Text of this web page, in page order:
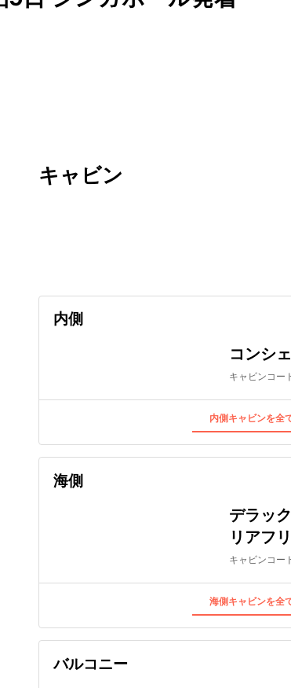
キャビン
内側
コンシ
キャビンコー
内側キャビンを全
海側
デラッ
リアフリ
キャビンコー
海側キャビンを全
バルコニー